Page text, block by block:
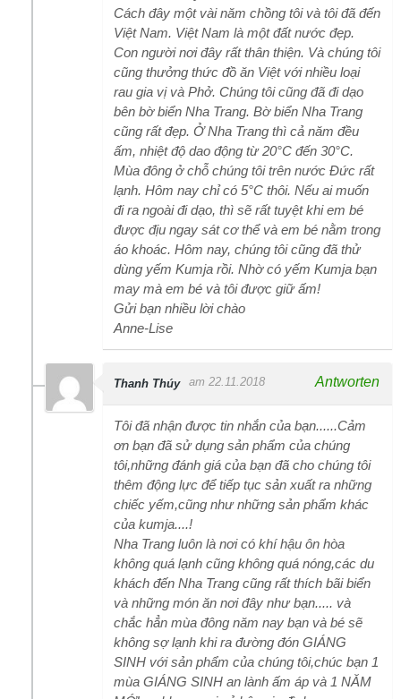
Cách đây một vài năm chồng tôi và tôi đã đến
Việt Nam. Việt Nam là một đất nước đẹp.
Con người nơi đây rất thân thiện. Và chúng tôi
cũng thưởng thức đồ ăn Việt với nhiều loại
rau gia vị và Phở. Chúng tôi cũng đã đi dạo
bên bờ biển Nha Trang. Bờ biển Nha Trang
cũng rất đẹp. Ở Nha Trang thì cả năm đều
ấm, nhiệt độ dao động từ 20°C đến 30°C.
Mùa đông ở chỗ chúng tôi trên nước Đức rất
lạnh. Hôm nay chỉ có 5°C thôi. Nếu ai muốn
đi ra ngoài đi dạo, thì sẽ rất tuyệt khi em bé
được địu ngay sát cơ thể và em bé nằm trong
áo khoác. Hôm nay, chúng tôi cũng đã thử
dùng yếm Kumja rồi. Nhờ có yếm Kumja bạn
may mà em bé và tôi được giữ ấm!
Gửi bạn nhiều lời chào
Anne-Lise
Thanh Thúy am 22.11.2018 Antworten
Tôi đã nhận được tin nhắn của bạn......Cảm
ơn bạn đã sử dụng sản phẩm của chúng
tôi,những đánh giá của bạn đã cho chúng tôi
thêm động lực để tiếp tục sản xuất ra những
chiếc yếm,cũng như những sản phẩm khác
của kumja....!
Nha Trang luôn là nơi có khí hậu ôn hòa
không quá lạnh cũng không quá nóng,các du
khách đến Nha Trang cũng rất thích bãi biển
và những món ăn nơi đây như bạn..... và
chắc hẳn mùa đông năm nay bạn và bé sẽ
không sợ lạnh khi ra đường đón GIÁNG
SINH với sản phẩm của chúng tôi,chúc bạn 1
mùa GIÁNG SINH an lành ấm áp và 1 NĂM